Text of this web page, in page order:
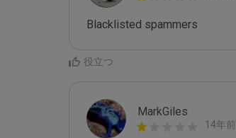
Blacklisted spammers
役立つ
MarkGiles
14年前